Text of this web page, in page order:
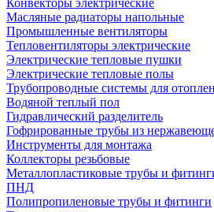
Конвекторы электрические
Масляные радиаторы напольные
Промышленные вентиляторы
Тепловентиляторы электрические
Электрические тепловые пушки
Электрические тепловые полы
Трубопроводные системы для
Водяной теплый пол
Гидравлический разделитель
Гофрированные трубы из
Инструменты для монтажа
Коллекторы резьбовые
Металлопластиковые трубы и
ПНД
Полипропиленовые трубы и фитинги